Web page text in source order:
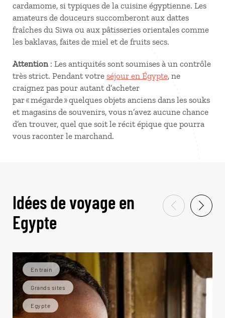
cardamome, si typiques de la cuisine égyptienne. Les
amateurs de douceurs succomberont aux dattes
fraîches du Siwa ou aux pâtisseries orientales comme
les baklavas, faites de miel et de fruits secs.
Attention: Les antiquités sont soumises à un contrôle
très strict. Pendant votre séjour en Égypte, ne
craignez pas pour autant d’acheter
par « mégarde » quelques objets anciens dans les souks
et magasins de souvenirs, vous n’avez aucune chance
d’en trouver, quel que soit le récit épique que pourra
vous raconter le marchand.
Idées de voyage en
Egypte
En train
Grands sites
Egypte